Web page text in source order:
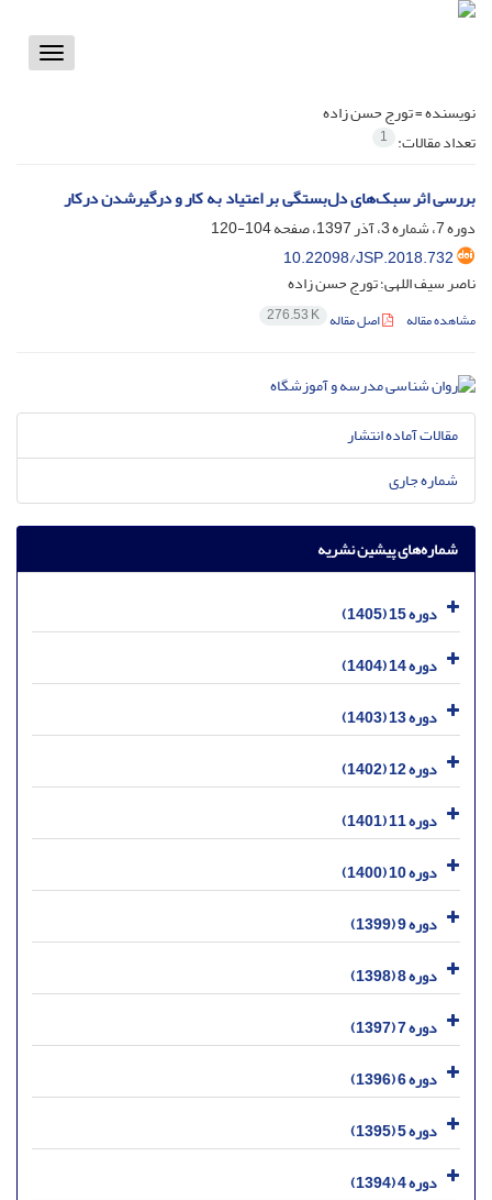
Toggle
نویسنده =تورج حسن زاده
تعداد مقالات: 1
بررسی اثر سبک‌های دل‌بستگی بر اعتیاد به کار و درگیرشدن درکار
دوره 7، شماره 3، آذر 1397، صفحه
104-120
10.22098/JSP.2018.732
ناصر سیف اللهی؛ تورج حسن زاده
مشاهده مقاله اصل مقاله 276.53 K
مقالات آماده انتشار
شماره جاری
شماره‌های پیشین نشریه
دوره 15 (1405)
دوره 14 (1404)
دوره 13 (1403)
دوره 12 (1402)
دوره 11 (1401)
دوره 10 (1400)
دوره 9 (1399)
دوره 8 (1398)
دوره 7 (1397)
دوره 6 (1396)
دوره 5 (1395)
دوره 4 (1394)